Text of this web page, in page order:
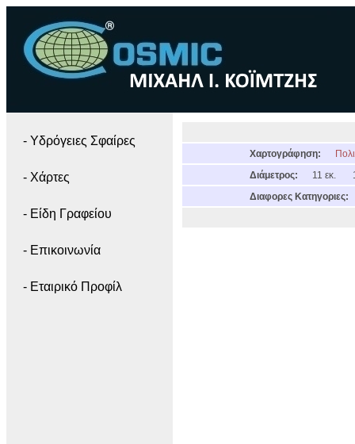
- Yδρόγειες Σφαίρες
- Χάρτες
- Είδη Γραφείου
- Επικοινωνία
- Εταιρικό Προφίλ
Χαρτογράφηση:
Διάμετρος:
11 εκ.
Διαφορες Κατηγοριες: